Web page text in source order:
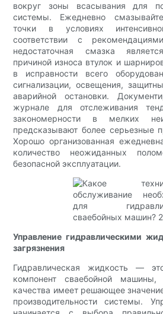
вокруг зоны всасывания для
системы. Ежедневно
точки в условиях
соответствии с
недостаточная смазка
причиной износа втулок и
в исправности всего
сигнализации, освещения,
аварийной остановки.
журнале для отслеживания
закономерности в мелких
предсказывают более серьезные
Хорошо организованная
количество неожиданных
безопасной эксплуатации.
Управление гидравлическими
загрязнения
Гидравлическая жидкость —
компонент сваебойной
качества имеет решающее
производительности системы.